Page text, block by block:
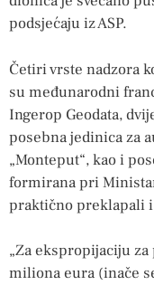
podsjećaju iz ASP.
Četiri vrste nadzora
su međunarodni
Ingerop Geodata,
posebna jedinica za
„Monteput“, kao i
formirana pri
praktično preklapali
„Za ekspropijaciju
miliona eura (inače